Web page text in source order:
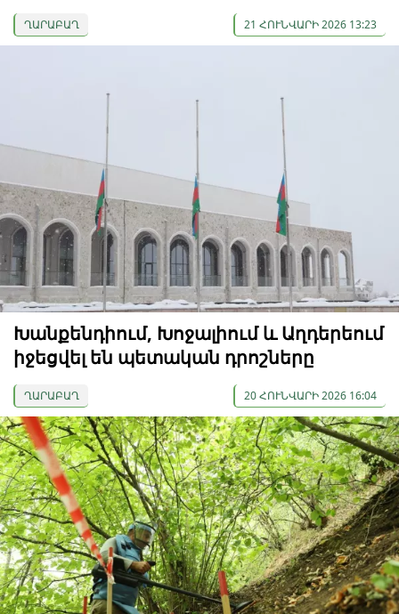
ՂԱՐԱԲԱՂ 21 ՀՈՒՆՎԱՐԻ 2026 13:23
Խանքենդիում, Խոջալիում և Աղդերեում
իջեցվել են պետական ​​դրոշները
ՂԱՐԱԲԱՂ 20 ՀՈՒՆՎԱՐԻ 2026 16:04